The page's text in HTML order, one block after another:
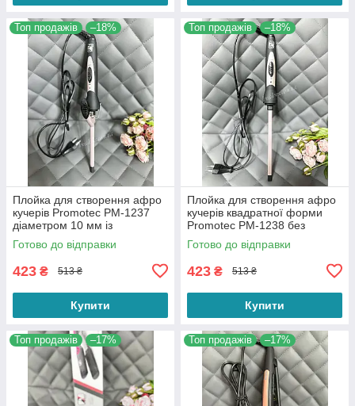
Топ продажів –18%
Плойка для створення афро
кучерів Promotec PM-1237
діаметром 10 мм із
затискачем
Готово до відправки
423 ₴ 513 ₴
Купити
Топ продажів –18%
Плойка для створення афро
кучерів квадратної форми
Promotec PM-1238 без
затискача
Готово до відправки
423 ₴ 513 ₴
Купити
Топ продажів –17% Топ продажів –17%